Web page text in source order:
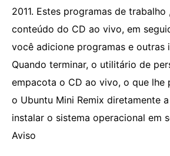
2011. Estes programas de
conteúdo do CD ao vivo, em
você adicione programas e outras
Quando terminar, o utilitário de
empacota o CD ao vivo, o que lhe
o Ubuntu Mini Remix diretamente
instalar o sistema operacional em
Aviso